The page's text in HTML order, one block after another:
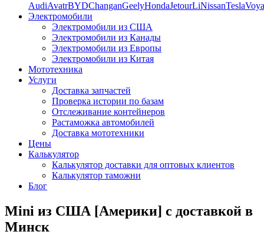
AudiAvatrBYDChanganGeelyHondaJetourLiNissanTesla
Электромобили
Электромобили из США
Электромобили из Канады
Электромобили из Европы
Электромобили из Китая
Мототехника
Услуги
Доставка запчастей
Проверка истории по базам
Отслеживание контейнеров
Растаможка автомобилей
Доставка мототехники
Цены
Калькулятор
Калькулятор доставки для оптовых клиентов
Калькулятор таможни
Блог
Mini из США [Америки] с доставкой в
Минск